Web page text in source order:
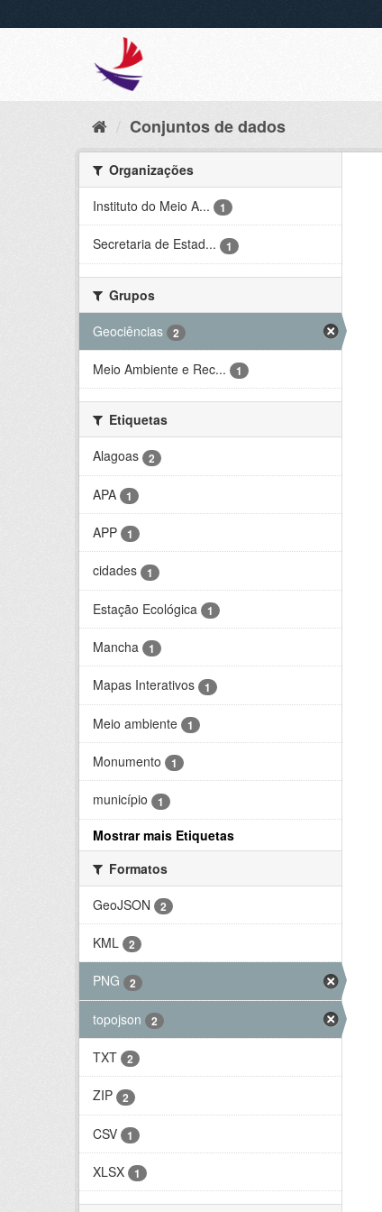
Conjuntos de dados
Organizações
Instituto do Meio A...
1
Secretaria de Estad... 1
Grupos
Geociências
2
Meio Ambiente e Rec... 1
Etiquetas
Alagoas
2
APA 1
APP 1
cidades 1
Estação Ecológica 1
Mancha 1
Mapas Interativos 1
Meio ambiente 1
Monumento 1
município 1
Mostrar mais Etiquetas
Formatos
GeoJSON
2
KML 2
PNG 2
topojson 2
TXT 2
ZIP 2
CSV 1
XLSX 1